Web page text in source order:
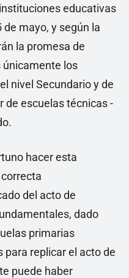
educativas
mayo, y según la
la promesa de
únicamente los
nivel Secundario y de
de escuelas técnicas -
hacer esta
del acto de
dado
primarias
replicar el acto de
puede haber